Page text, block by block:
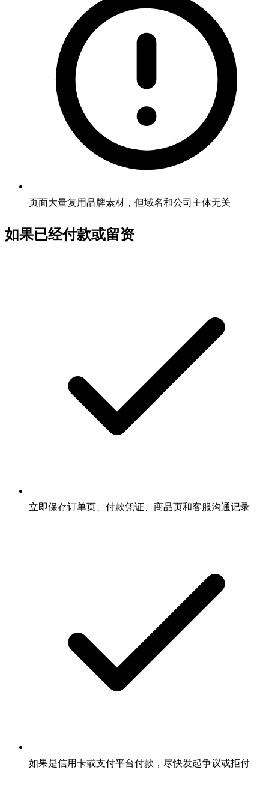
页面大量复用品牌素材，但域名和公司主体无关
如果已经付款或留资
立即保存订单页、付款凭证、商品页和客服沟通记录
如果是信用卡或支付平台付款，尽快发起争议或拒付